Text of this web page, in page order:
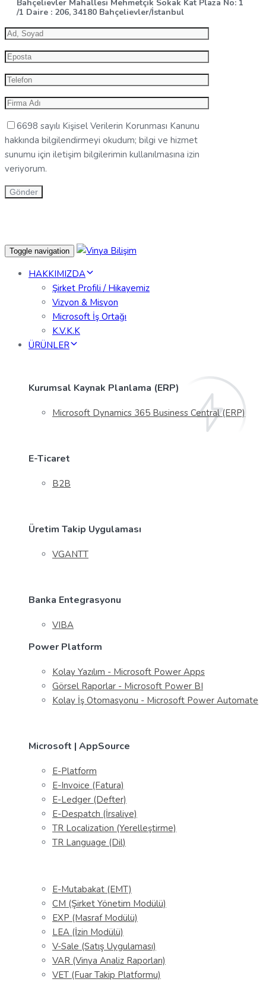
Bahçelievler Mahallesi Mehmetçik Sokak Kat Plaza No: 1
/1 Daire : 206, 34180 Bahçelievler/İstanbul
6698 sayılı Kişisel Verilerin Korunması Kanunu
hakkında bilgilendirmeyi okudum; bilgi ve hizmet
sunumu için iletişim bilgilerimin kullanılmasına izin
veriyorum.
Toggle navigation
HAKKIMIZDA
Şirket Profili / Hikayemiz
Vizyon & Misyon
Microsoft İş Ortağı
K.V.K.K
ÜRÜNLER
Kurumsal Kaynak Planlama (ERP)
Microsoft Dynamics 365 Business Central (ERP)
E-Ticaret
B2B
Üretim Takip Uygulaması
VGANTT
Banka Entegrasyonu
VIBA
Power Platform
Kolay Yazılım - Microsoft Power Apps
Görsel Raporlar - Microsoft Power BI
Kolay İş Otomasyonu - Microsoft Power Automate
Microsoft | AppSource
E-Platform
E-Invoice (Fatura)
E-Ledger (Defter)
E-Despatch (İrsaliye)
TR Localization (Yerelleştirme)
TR Language (Dil)
E-Mutabakat (EMT)
CM (Şirket Yönetim Modülü)
EXP (Masraf Modülü)
LEA (İzin Modülü)
V-Sale (Satış Uygulaması)
VAR (Vinya Analiz Raporları)
VET (Fuar Takip Platformu)